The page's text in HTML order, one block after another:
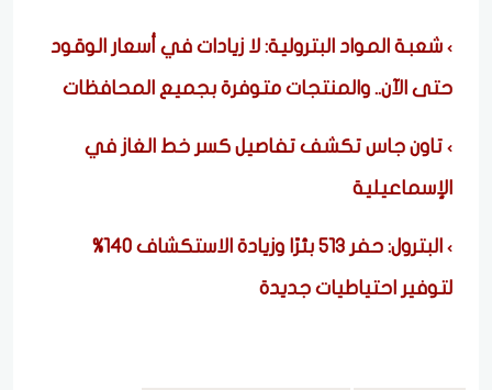
شعبة المواد البترولية: لا زيادات في أسعار الوقود
حتى الآن.. والمنتجات متوفرة بجميع المحافظات
تاون جاس تكشف تفاصيل كسر خط الغاز في
الإسماعيلية
البترول: حفر 513 بئرًا وزيادة الاستكشاف 140%
لتوفير احتياطيات جديدة